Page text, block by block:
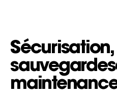
Sécurisation,
sauvegardes